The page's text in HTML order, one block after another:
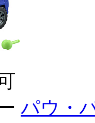
パウ・